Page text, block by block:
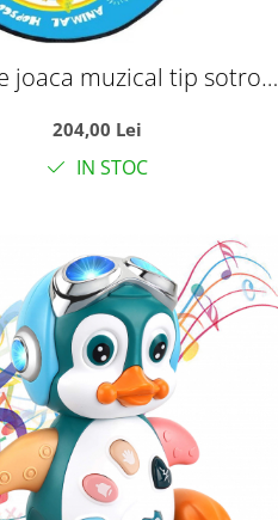
joaca muzical tip sotron,
204,00 Lei
IN STOC